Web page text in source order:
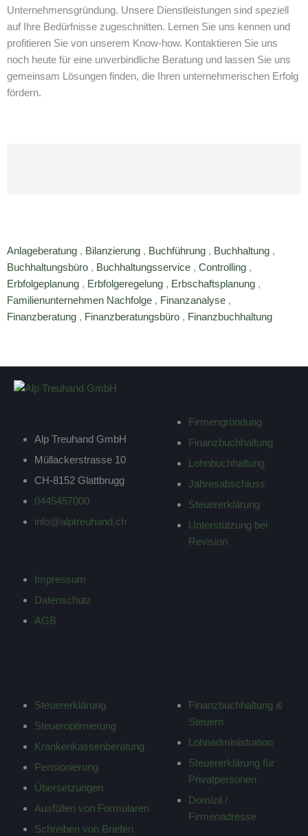
Unternehmensgründung. Unsere Dienstleistungen sind speziell
auf Ihre Bedürfnisse zugeschnitten. Lernen Sie uns kennen und
profitieren Sie von unserem Know-how. Kontaktieren Sie uns
noch heute für eine unverbindliche Beratung und lassen Sie uns
gemeinsam Lösungen finden, die Ihren unternehmerischen Erfolg
fördern.
Anlageberatung , Bilanzierung , Buchführung , Buchhaltung ,
Buchhaltungsbüro , Buchhaltungsservice , Controlling ,
Erbfolgeplanung , Erbfolgeregelung , Erbschaftsplanung ,
Familienunternehmen Nachfolge , Finanzanalyse ,
Finanzberatung , Finanzberatungsbüro , Finanzbuchhaltung
Alp Treuhand GmbH
Müllackerstrasse 10
CH-8152 Glattbrugg
0445457000
info@alptreuhand.ch
Impressum
Datenschutz
AGB
Firmengründung
Finanzbuchhaltung
Lohnbuchhaltung
Jahresabschluss
Steuererklärung
Unterstützung bei
Revision
Steuererklärung
Steueroptimierung
Krankenkassenberatung
Pensionierung
Übersetzungen
Ausfüllen von Formularen
Schreiben von Briefen
Finanzbuchhaltung &
Steuern
Lohnadministration
Steuererklärung für
Privatpersonen
Domizil /
Firmenadresse